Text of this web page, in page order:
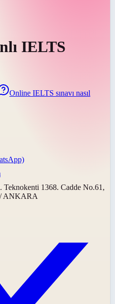
IELTS
Online IELTS sınavı nasıl
Teknokenti 1368. Cadde No.61,
ANKARA